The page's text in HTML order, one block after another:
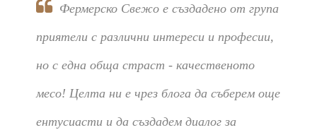
Фермерско Свежо е създадено от група
приятели с различни интереси и професии,
но с една обща страст - качественото
месо! Целта ни е чрез блога да съберем още
ентусиасти и да създадем диалог за